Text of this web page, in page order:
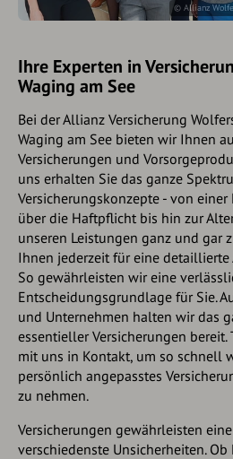
© Allianz
Ihre Experten in
Waging am See
Bei der Allianz Versicherung
Waging am See bieten wir Ihnen
Versicherungen und
uns erhalten Sie das ganze
Versicherungskonzepte - von
über die Haftpflicht bis hin zur
unseren Leistungen ganz und gar
Ihnen jederzeit für eine detaillierte
So gewährleisten wir eine
Entscheidungsgrundlage für Sie.
und Unternehmen halten wir das
essentieller Versicherungen bereit.
mit uns in Kontakt, um so schnell
persönlich angepasstes
zu nehmen.
Versicherungen gewährleisten
verschiedenste Unsicherheiten.